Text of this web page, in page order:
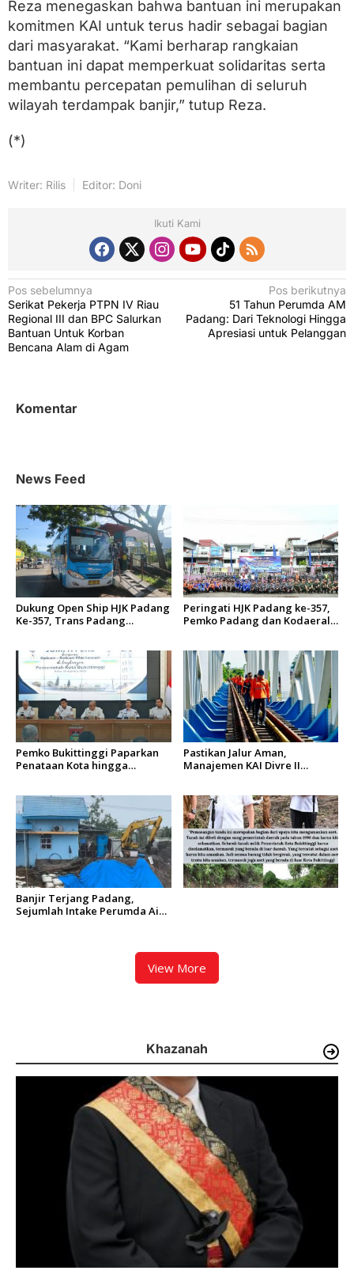
Reza menegaskan bahwa bantuan ini merupakan
komitmen KAI untuk terus hadir sebagai bagian
dari masyarakat. “Kami berharap rangkaian
bantuan ini dapat memperkuat solidaritas serta
membantu percepatan pemulihan di seluruh
wilayah terdampak banjir,” tutup Reza.
(*)
Writer: Rilis Editor: Doni
Ikuti Kami
N
a
v
a
p
s
Pos sebelumnya
Serikat Pekerja PTPN IV Riau
Regional III dan BPC Salurkan
Bantuan Untuk Korban
Bencana Alam di Agam
Pos berikutnya
51 Tahun Perumda AM
Padang: Dari Teknologi Hingga
Apresiasi untuk Pelanggan
Komentar
News Feed
Dukung Open Ship HJK Padang
Ke-357, Trans Padang
Peringati HJK Padang ke-357,
Pemko Padang dan Kodaeral
Pemko Bukittinggi Paparkan
Penataan Kota hingga
Pastikan Jalur Aman,
Manajemen KAI Divre II
Banjir Terjang Padang,
Sejumlah Intake Perumda Air
View More
Khazanah